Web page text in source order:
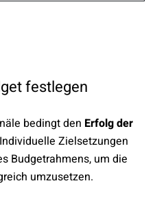
festlegen
bedingt den Erfolg der
Zielsetzungen
Budgetrahmens, um die
umzusetzen.